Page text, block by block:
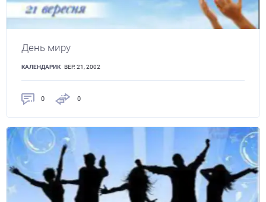
День миру
КАЛЕНДАРИК ВЕР. 21, 2002
0 0